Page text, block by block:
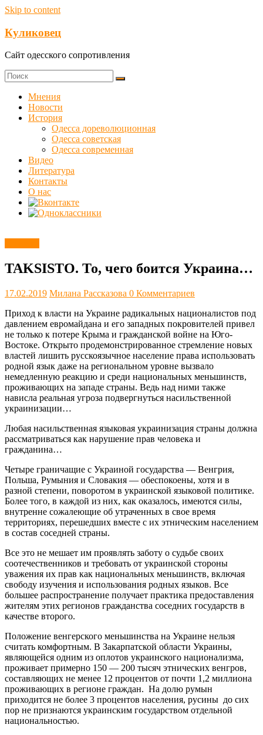
Skip to content
Куликовец
Сайт одесского сопротивления
Мнения
Новости
История
Одесса дореволюционная
Одесса советская
Одесса современная
Видео
Литература
Контакты
О нас
TAKSISTO. То, чего боится Украина…
17.02.2019 Милана Рассказова 0 Комментариев
Приход к власти на Украине радикальных националистов под
давлением евромайдана и его западных покровителей привел
не только к потере Крыма и гражданской войне на Юго-
Востоке. Открыто продемонстрированное стремление новых
властей лишить русскоязычное население права использовать
родной язык даже на региональном уровне вызвало
немедленную реакцию и среди национальных меньшинств,
проживающих на западе страны. Ведь над ними также
нависла реальная угроза подвергнуться насильственной
украинизации…
Любая насильственная языковая украинизация страны должна
рассматриваться как нарушение прав человека и
гражданина…
Четыре граничащие с Украиной государства — Венгрия,
Польша, Румыния и Словакия — обеспокоены, хотя и в
разной степени, поворотом в украинской языковой политике.
Более того, в каждой из них, как оказалось, имеются силы,
внутренне сожалеющие об утраченных в свое время
территориях, перешедших вместе с их этническим населением
в состав соседней страны.
Все это не мешает им проявлять заботу о судьбе своих
соотечественников и требовать от украинской стороны
уважения их прав как национальных меньшинств, включая
свободу изучения и использования родных языков. Все
большее распространение получает практика предоставления
жителям этих регионов гражданства соседних государств в
качестве второго.
Положение венгерского меньшинства на Украине нельзя
считать комфортным. В Закарпатской области Украины,
являющейся одним из оплотов украинского национализма,
проживает примерно 150 — 200 тысяч этнических венгров,
составляющих не менее 12 процентов от почти 1,2 миллиона
проживающих в регионе граждан. На долю румын
приходится не более 3 процентов населения, русины до сих
пор не признаются украинским государством отдельной
национальностью.